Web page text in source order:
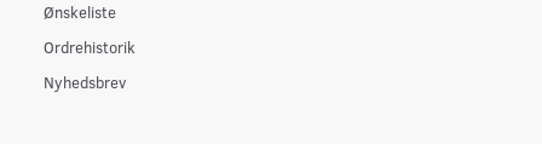
Ønskeliste
Ordrehistorik
Nyhedsbrev